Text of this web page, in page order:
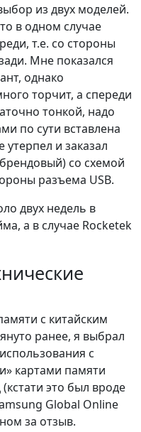
из двух моделей.
в одном случае
т.е. со стороны
Мне показался
однако
торчит, а спереди
тонкой, надо
по сути вставлена
и заказал
со схемой
разъема USB.
двух недель в
а в случае Rocketek
с китайским
ранее, я выбрал
с
картами памяти
это был вроде
Global Online
за отзыв.